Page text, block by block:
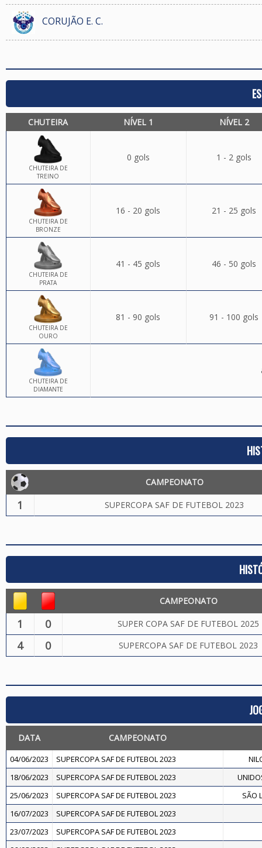
CORUJÃO E. C.
CHUTEIRA NÍVEL 1 NÍVEL 2
CHUTEIRA DE
TREINO
0 gols 1 - 2 gols
CHUTEIRA DE
BRONZE
16 - 20 gols 21 - 25 gols
CHUTEIRA DE
PRATA
41 - 45 gols 46 - 50 gols
CHUTEIRA DE
OURO
81 - 90 gols 91 - 100 gols
CHUTEIRA DE
DIAMANTE
CAMPEONATO
1 SUPERCOPA SAF DE FUTEBOL 2023
CAMPEONATO
1 0 SUPER COPA SAF DE FUTEBOL 2025
4 0 SUPERCOPA SAF DE FUTEBOL 2023
DATA CAMPEONATO
04/06/2023 SUPERCOPA SAF DE FUTEBOL 2023
18/06/2023
SUPERCOPA SAF DE FUTEBOL 2023
25/06/2023
SUPERCOPA SAF DE FUTEBOL 2023
SÃO
16/07/2023
SUPERCOPA SAF DE FUTEBOL 2023
23/07/2023
SUPERCOPA SAF DE FUTEBOL 2023